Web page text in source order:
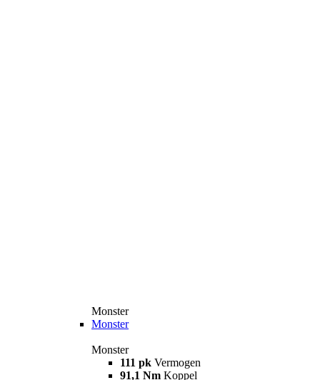
Monster
Monster
Monster
111 pk Vermogen
91,1 Nm Koppel